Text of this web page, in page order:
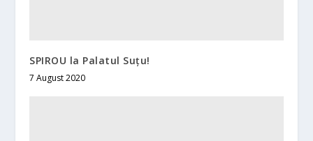
SPIROU la Palatul Suțu!
7 August 2020